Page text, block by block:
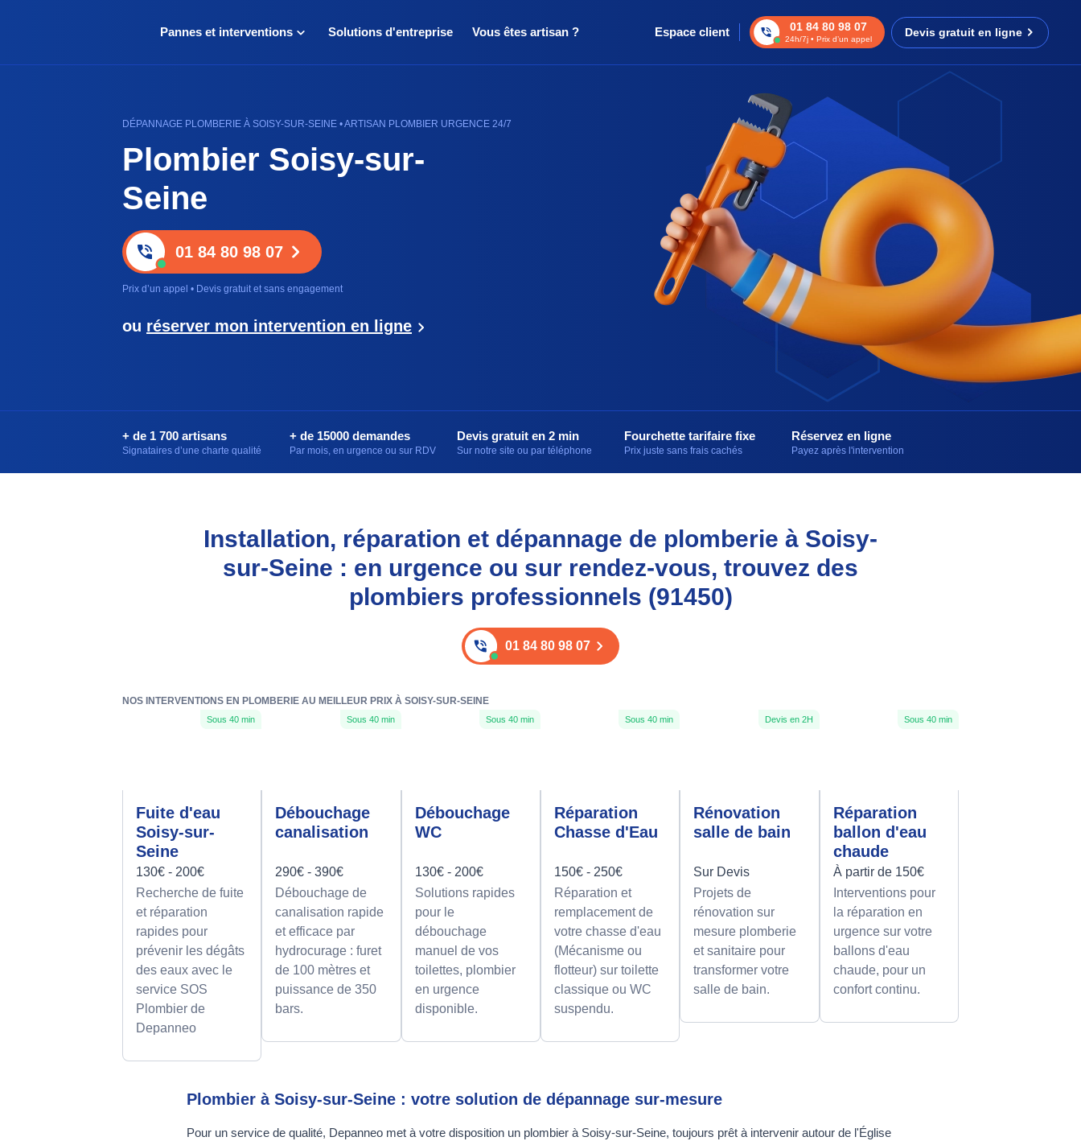
Pannes et interventions Solutions d'entreprise Vous êtes artisan ? Espace client 01 84 80 98 07
24h/7j • Prix d’un appel
Devis gratuit en ligne
DÉPANNAGE PLOMBERIE À SOISY-SUR-SEINE • ARTISAN PLOMBIER URGENCE 24/7
Plombier Soisy-sur-
Seine
01 84 80 98 07
Prix d’un appel • Devis gratuit et sans engagement
ou réserver mon intervention en ligne
+ de 1 700 artisans
Signataires d’une charte qualité
+ de 15000 demandes
Par mois, en urgence ou sur RDV
Devis gratuit en 2 min
Sur notre site ou par téléphone
Fourchette tarifaire fixe
Prix juste sans frais cachés
Réservez en ligne
Payez après l'intervention
Installation, réparation et dépannage de plomberie à Soisy-
sur-Seine : en urgence ou sur rendez-vous, trouvez des
plombiers professionnels (91450)
01 84 80 98 07
NOS INTERVENTIONS EN PLOMBERIE AU MEILLEUR PRIX À SOISY-SUR-SEINE
Sous 40 min
Fuite d'eau
Soisy-sur-
Seine
130€ - 200€
Recherche de fuite
et réparation
rapides pour
prévenir les dégâts
des eaux avec le
service SOS
Plombier de
Depanneo
Sous 40 min
Débouchage
canalisation
290€ - 390€
Débouchage de
canalisation rapide
et efficace par
hydrocurage : furet
de 100 mètres et
puissance de 350
bars.
Sous 40 min
Débouchage
WC
130€ - 200€
Solutions rapides
pour le
débouchage
manuel de vos
toilettes, plombier
en urgence
disponible.
Sous 40 min
Réparation
Chasse d'Eau
150€ - 250€
Réparation et
remplacement de
votre chasse d'eau
(Mécanisme ou
flotteur) sur toilette
classique ou WC
suspendu.
Devis en 2H
Rénovation
salle de bain
Sur Devis
Projets de
rénovation sur
mesure plomberie
et sanitaire pour
transformer votre
salle de bain.
Sous 40 min
Réparation
ballon d'eau
chaude
À partir de 150€
Interventions pour
la réparation en
urgence sur votre
ballons d'eau
chaude, pour un
confort continu.
Plombier à Soisy-sur-Seine : votre solution de dépannage sur-mesure
Pour un service de qualité, Depanneo met à votre disposition un plombier à Soisy-sur-Seine, toujours prêt à intervenir autour de l'Église